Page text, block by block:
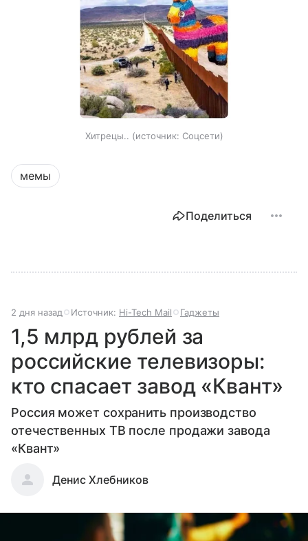
Хитрецы.. источник: Соцсети
мемы
Поделиться
2 дня назад Источник: Hi-Tech Mail Гаджеты
1,5 млрд рублей за
российские телевизоры:
кто спасает завод «Квант»
Россия может сохранить производство
отечественных ТВ после продажи завода
«Квант»
Денис Хлебников